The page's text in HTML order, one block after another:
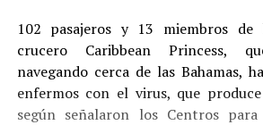
102 pasajeros y 13 miembros
crucero Caribbean Princess,
navegando cerca de las Bahamas,
enfermos con el virus, que
según señalaron los Centros